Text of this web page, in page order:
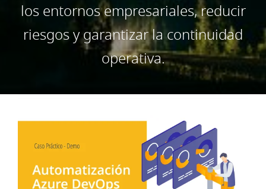
los entornos empresariales, reducir
riesgos y garantizar la continuidad
operativa.